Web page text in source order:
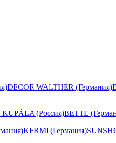
DECOR WALTHER (Германия)
KUPÁLA (Россия)BETTE
KERMI (Германия)